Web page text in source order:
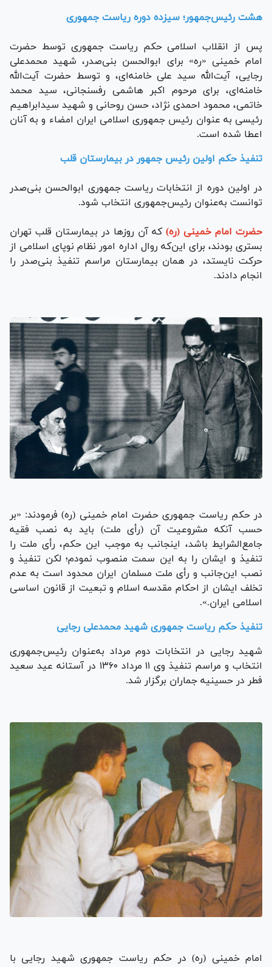
هشت رئیس‌جمهور؛ سیزده دوره ریاست جمهوری
پس از انقلاب اسلامی حکم ریاست جمهوری توسط حضرت
امام خمینی «ره» برای ابوالحسن بنی‌صدر، شهید محمدعلی
رجایی، آیت‌الله سید علی خامنه‌ای، و توسط حضرت آیت‌الله
خامنه‌ای، برای مرحوم اکبر هاشمی رفسنجانی، سید محمد
خاتمی، محمود احمدی نژاد، حسن روحانی و شهید سیدابراهیم
رئیسی به عنوان رئیس جمهوری اسلامی ایران امضاء و به آنان
اعطا شده است.
تنفیذ حکم اولین رئیس جمهور در بیمارستان قلب
در اولین دوره از انتخابات ریاست جمهوری ابوالحسن بنی‌صدر
توانست به‌عنوان رئیس‌جمهوری انتخاب شود.
حضرت امام خمینی (ره) که آن روز‌ها در بیمارستان قلب تهران
بستری بودند، برای این‌که روال اداره امور نظام نوپای اسلامی از
حرکت نایستد، در همان بیمارستان مراسم تنفیذ بنی‌صدر را
انجام دادند.
در حکم ریاست جمهوری حضرت امام خمینی (ره) فرمودند: «بر
حسب آنکه مشروعیت آن (رأی ملت) باید به نصب فقیه
جامع‌الشرایط باشد، اینجانب به موجب این حکم، رأی ملت را
تنفیذ و ایشان را به این سمت منصوب نمودم؛ لکن تنفیذ و
نصب این‌جانب و رأی ملت مسلمان ایران محدود است به عدم
تخلف ایشان از احکام مقدسه اسلام و تبعیت از قانون اساسی
اسلامی ایران.».
تنفیذ حکم ریاست جمهوری شهید محمدعلی رجایی
شهید رجایی در انتخابات دوم مرداد به‌عنوان رئیس‌جمهوری
انتخاب و مراسم تنفیذ وی ۱۱ مرداد ۱۳۶۰ در آستانه عید سعید
فطر در حسینیه جماران برگزار شد.
امام خمینی (ره) در حکم ریاست جمهوری شهید رجایی با